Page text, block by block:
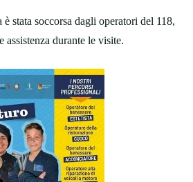
stata soccorsa dagli operatori del 118,
assistenza durante le visite.